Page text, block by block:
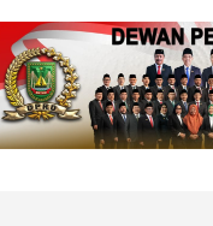
b
a
n
"
C
U